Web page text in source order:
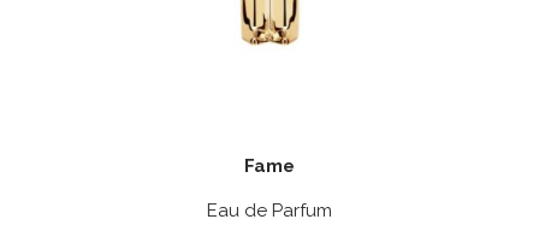
Fame
Eau de Parfum